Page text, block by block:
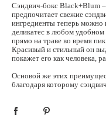
Сэндвич-бокс Black+Blum
предпочитает свежие
ингредиенты теперь можно
деликатес в любом
прямо на траве во время
Красивый и стильный он
покажет его как человека,
Основой же этих
благодаря которому